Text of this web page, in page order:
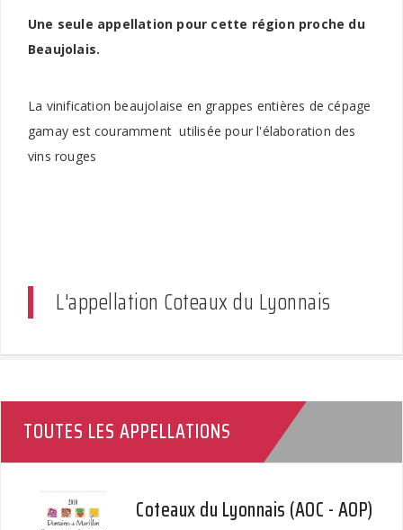
Une seule appellation pour cette région proche du
Beaujolais.
La vinification beaujolaise en grappes entières de cépage
gamay est couramment utilisée pour l'élaboration des
vins rouges
L'appellation Coteaux du Lyonnais
TOUTES LES APPELLATIONS
Coteaux du Lyonnais (AOC - AOP)